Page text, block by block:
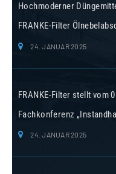
Hochmoderner
FRANKE-Filter
24. JANUAR 2025
FRANKE-Filter stellt vom
Fachkonferenz
24. JANUAR 2025